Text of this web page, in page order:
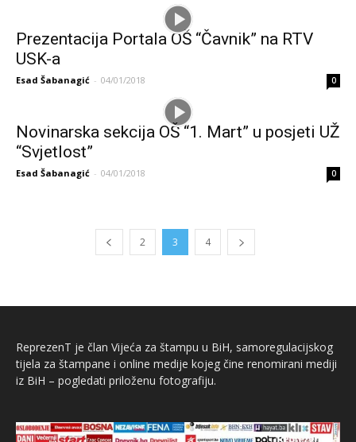
Prezentacija Portala OŠ “Čavnik” na RTV
USK-a
Esad Šabanagić - 04/01/2018 0
Novinarska sekcija OŠ “1. Mart” u posjeti UŽ
“Svjetlost”
Esad Šabanagić - 04/01/2018 0
2 3 4
ReprezenT je član Vijeća za štampu u BiH, samoregulacijskog
tijela za štampane i online medije kojeg čine renomirani mediji
iz BiH – pogledati priloženu fotografiju.